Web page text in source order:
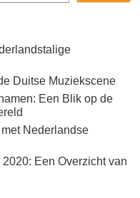
Duitse Muziekscene
Een Blik op de
Nederlandse
Een Overzicht van